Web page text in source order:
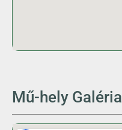
Mű-hely Galéria